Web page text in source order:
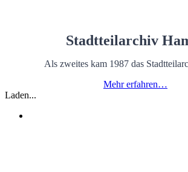
Stadtteilarchiv
Als zweites kam 1987 das
Mehr erfahren…
Laden...